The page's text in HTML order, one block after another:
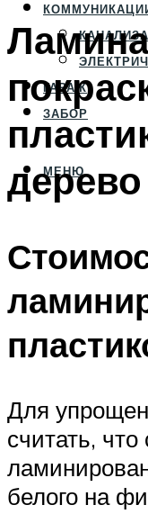
ГАРАЖ
ЗАБОР
МЕНЮ
дерево
Для
считать,
белого на